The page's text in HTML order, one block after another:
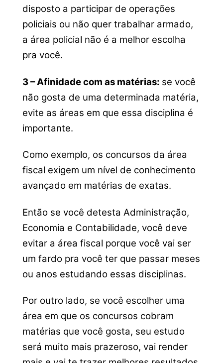
disposto a participar de operações
policiais ou não quer trabalhar armado,
a área policial não é a melhor escolha
pra você.
3 – Afinidade com as matérias: se você
não gosta de uma determinada matéria,
evite as áreas em que essa disciplina é
importante.
Como exemplo, os concursos da área
fiscal exigem um nível de conhecimento
avançado em matérias de exatas.
Então se você detesta Administração,
Economia e Contabilidade, você deve
evitar a área fiscal porque você vai ser
um fardo pra você ter que passar meses
ou anos estudando essas disciplinas.
Por outro lado, se você escolher uma
área em que os concursos cobram
matérias que você gosta, seu estudo
será muito mais prazeroso, vai render